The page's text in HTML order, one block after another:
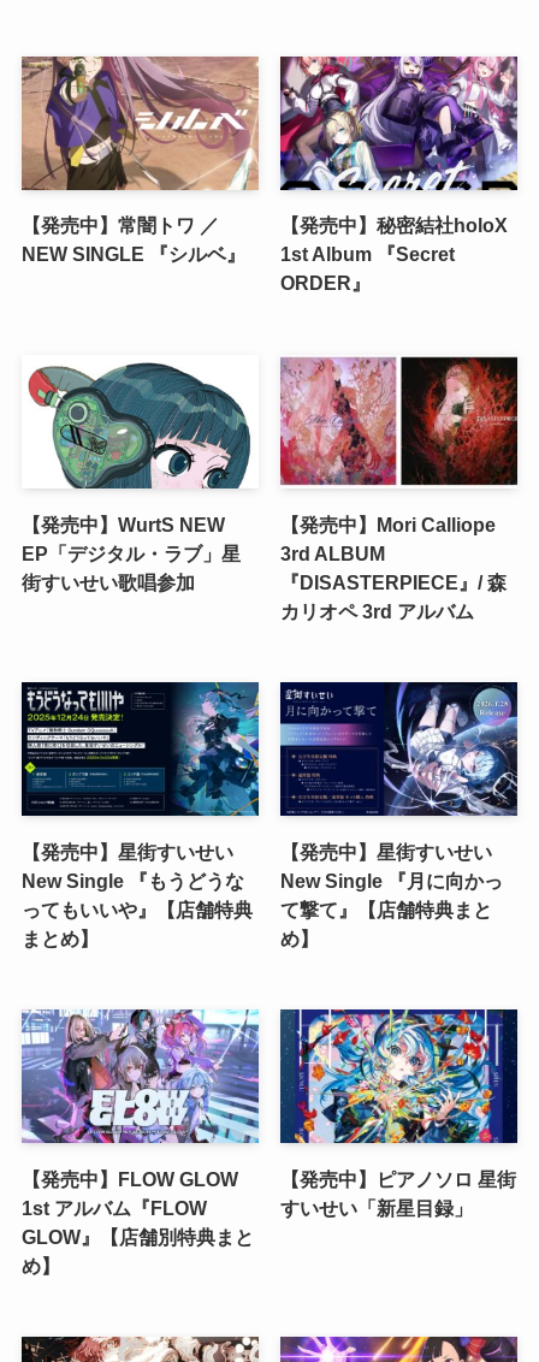
【発売中】常闇トワ ／
NEW SINGLE 『シルベ』
【発売中】秘密結社holoX
1st Album 『Secret
ORDER』
【発売中】WurtS NEW
EP「デジタル・ラブ」星
街すいせい歌唱参加
【発売中】Mori Calliope
3rd ALBUM
『DISASTERPIECE』/ 森
カリオペ 3rd アルバム
【発売中】星街すいせい
New Single 『もうどうな
ってもいいや』【店舗特典
まとめ】
【発売中】星街すいせい
New Single 『月に向かっ
て撃て』【店舗特典まと
め】
【発売中】FLOW GLOW
1st アルバム『FLOW
GLOW』【店舗別特典まと
め】
【発売中】ピアノソロ 星街
すいせい「新星目録」